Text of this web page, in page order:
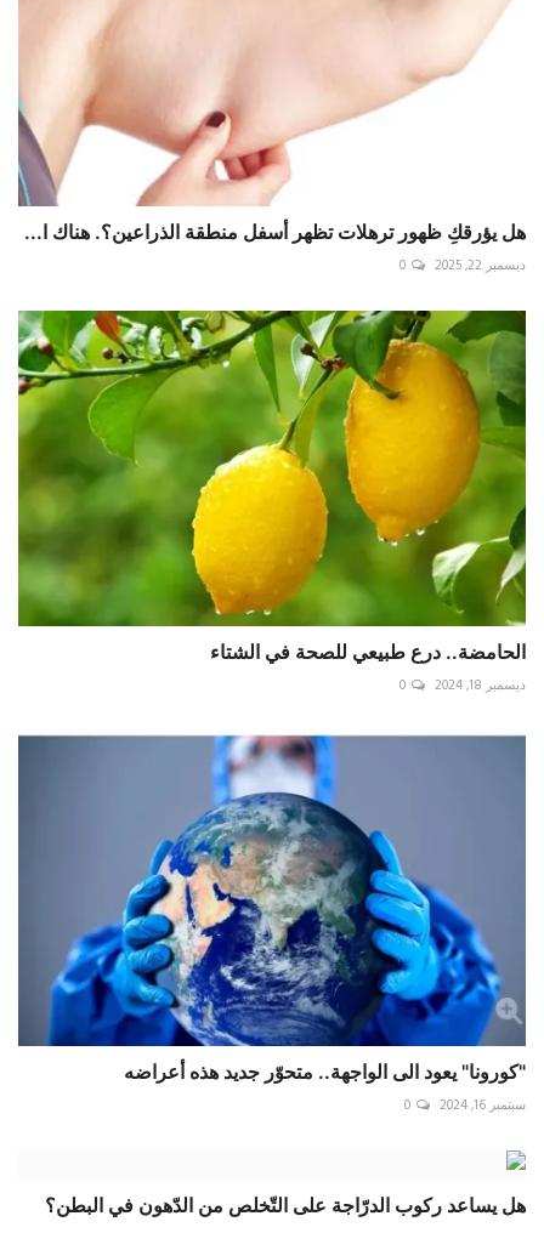
هل يؤرقكِ ظهور ترهلات تظهر أسفل منطقة الذراعين؟. هناك ا...
ديسمبر 22, 2025 0
الحامضة.. درع طبيعي للصحة في الشتاء
ديسمبر 18, 2024 0
"كورونا" يعود الى الواجهة.. متحوّر جديد هذه أعراضه
سبتمبر 16, 2024 0
هل يساعد ركوب الدرّاجة على التّخلص من الدّهون في البطن؟